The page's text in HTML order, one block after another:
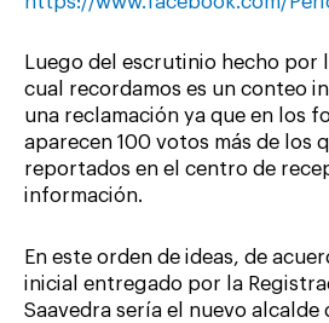
Luego del escrutinio hecho por
cual recordamos es un conteo
una reclamación ya que en los
aparecen 100 votos más de los
reportados en el centro de
información.
En este orden de ideas, de
inicial entregado por la
Saavedra sería el nuevo alcalde